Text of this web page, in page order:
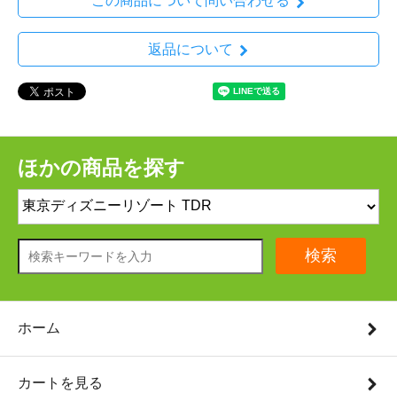
返品について
ほかの商品を探す
検索
ホーム
カートを見る